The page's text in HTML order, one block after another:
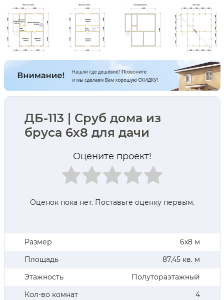
ДБ-113 | Сруб дома из
бруса 6х8 для дачи
Оцените проект!
Оценок пока нет. Поставьте оценку первым.
Размер
6х8 м
Площадь
87,45 кв. м
Этажность
Полутораэтажный
Кол-во комнат
4